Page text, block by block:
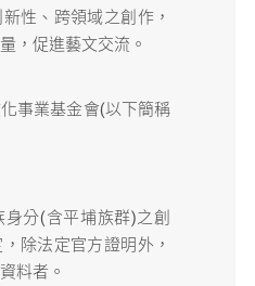
性、跨領域之創作，
，促進藝文交流。
事業基金會(以下簡稱
分(含平埔族群)之創
除法定官方證明外，
料者。